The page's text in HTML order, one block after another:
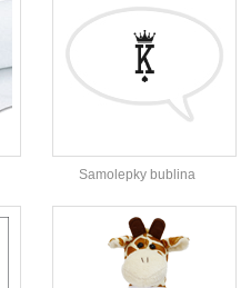
Samolepky bublina